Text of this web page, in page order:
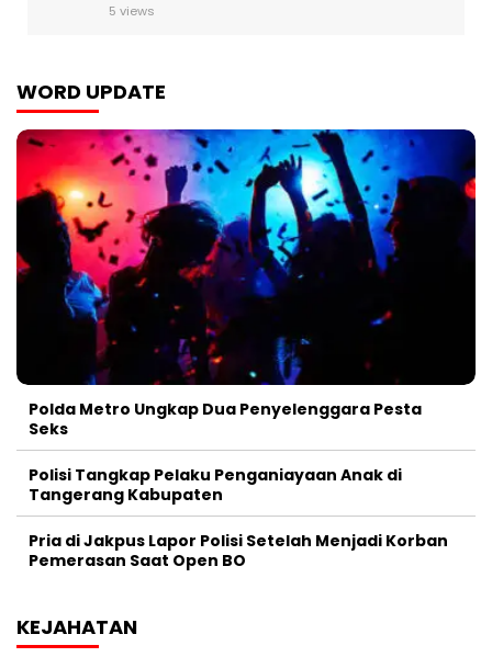
5 views
WORD UPDATE
Polda Metro Ungkap Dua Penyelenggara Pesta
Seks
Polisi Tangkap Pelaku Penganiayaan Anak di
Tangerang Kabupaten
Pria di Jakpus Lapor Polisi Setelah Menjadi Korban
Pemerasan Saat Open BO
KEJAHATAN